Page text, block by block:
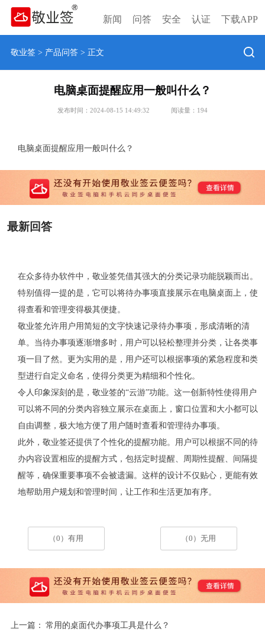
新闻 问答 安全 认证 下载APP
敬业签> 产品问答> 正文
电脑桌面提醒应用一般叫什么？
发布时间：2024-08-15 14:49:32 阅读量： 194
电脑桌面提醒应用一般叫什么？
最新回答
在众多待办软件中，敬业签凭借其强大的分类记录功能脱颖而出。
特别值得一提的是，它可以将待办事项直接展示在电脑桌面上，使
得查看和管理变得极其便捷。
敬业签允许用户用简短的文字快速记录待办事项，形成清晰的清
单。当待办事项逐渐增多时，用户可以轻松整理并分类，让各类事
项一目了然。更为实用的是，用户还可以根据事项的紧急程度和类
型进行自定义命名，使得分类更为精细和个性化。
令人印象深刻的是，敬业签的“云游”功能。这一创新特性使得用户
可以将不同的分类内容独立展示在桌面上，窗口位置和大小都可以
自由调整，极大地方便了用户随时查看和管理待办事项。
此外，敬业签还提供了个性化的提醒功能。用户可以根据不同的待
办内容设置相应的提醒方式，包括定时提醒、周期性提醒、间隔提
醒等，确保重要事项不会被遗漏。这样的设计不仅贴心，更能有效
地帮助用户规划和管理时间，让工作和生活更加有序。
（0）有用 （0）无用
上一篇： 常用的桌面代办事项工具是什么？